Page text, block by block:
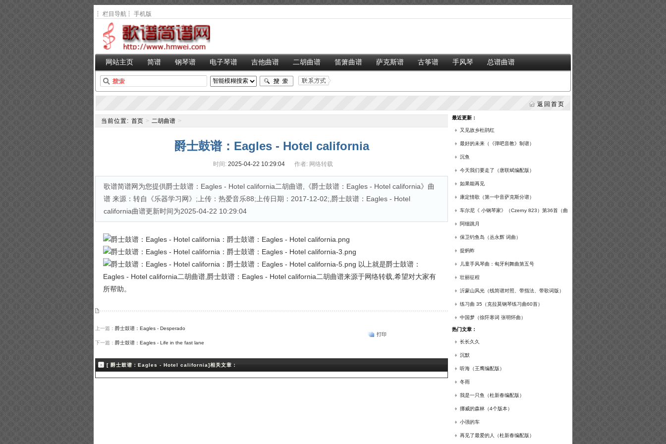
┆ 栏目导航 ┆ 手机版
网站主页 简谱 钢琴谱 电子琴谱 吉他曲谱 二胡曲谱 笛箫曲谱 萨克斯谱 古筝谱 手风琴 总谱曲谱
返回首页
当前位置: 首页 > 二胡曲谱 >
爵士鼓谱：Eagles - Hotel california
时间: 2025-04-22 10:29:04 作者: 网络转载
歌谱简谱网为您提供爵士鼓谱：Eagles - Hotel california二胡曲谱,《爵士鼓谱：Eagles - Hotel california》曲
谱 来源：转自《乐器学习网》;上传：热爱音乐88;上传日期：2017-12-02;,爵士鼓谱：Eagles - Hotel
california曲谱更新时间为2025-04-22 10:29:04
以上就是爵士鼓谱：
Eagles - Hotel california二胡曲谱,爵士鼓谱：Eagles - Hotel california二胡曲谱来源于网络转载,希望对大家有
所帮助。
上一篇： 爵士鼓谱：Eagles - Desperado
下一篇： 爵士鼓谱：Eagles - Life in the fast lane
打印
[ 爵士鼓谱：Eagles - Hotel california]相关文章：
最近更新：
又见故乡杜鹃红
最好的未来（《弹吧音教》制谱）
沉鱼
今天我们要走了（唐联斌编配版）
如果能再见
康定情歌（第一中音萨克斯分谱）
车尔尼《 小钢琴家》（Czerny 823）第36首（曲
谱及练习提示）
阿细跳月
保卫钓鱼岛（丛永辉 词曲）
捉蚂蚱
儿童手风琴曲：匈牙利舞曲第五号
壮丽征程
沂蒙山风光（线简谱对照、带指法、带歌词版）
练习曲 35（克拉莫钢琴练习曲60首）
中国梦（徐阡寒词 张明怀曲）
热门文章：
长长久久
沉默
听海（王鹰编配版）
冬雨
我是一只鱼（杜新春编配版）
挪威的森林（4个版本）
小强的车
再见了最爱的人（杜新春编配版）